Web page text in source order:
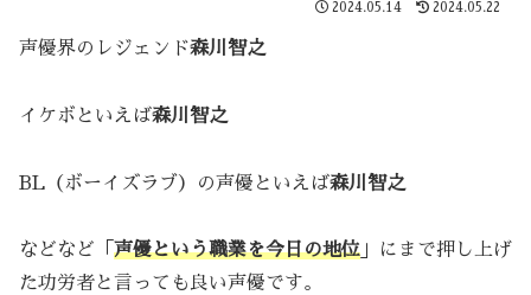
2024.05.14 2024.05.22
声優界のレジェンド森川智之
イケボといえば森川智之
BL（ボーイズラブ）の声優といえば森川智之
などなど「 声優という職業を今日の地位 」にまで押し上げ
た功労者と言っても良い声優です。